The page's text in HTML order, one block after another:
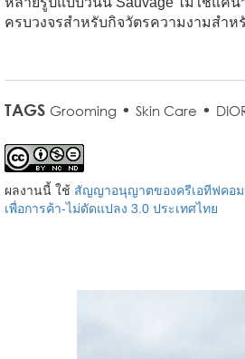
ครบวงจรสำหรับกิจวัตรความงามสำห
TAGS Grooming • Skin Care •
ผลงานนี้ ใช้ สัญญาอนุญาตของครีเอทีฟคอ
เพื่อการค้า-ไม่ดัดแปลง 3.0 ประเทศไทย